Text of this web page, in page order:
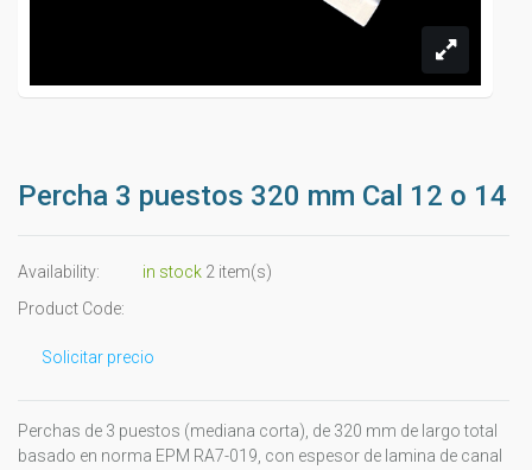
Percha 3 puestos 320 mm Cal 12 o 14
Availability: in stock 2 item(s)
Product Code:
Solicitar precio
Perchas de 3 puestos (mediana corta), de 320 mm de largo total
basado en norma EPM RA7-019, con espesor de lamina de canal